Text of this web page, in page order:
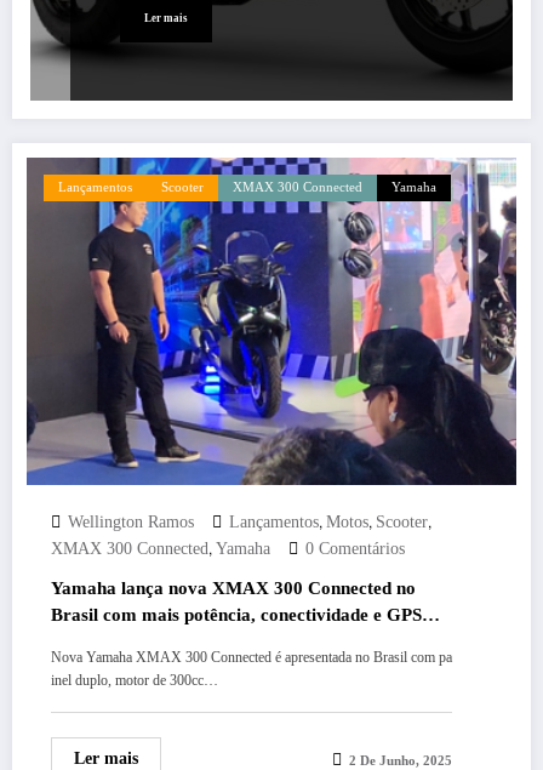
Ler mais
Lançamentos Scooter XMAX 300 Connected Yamaha
Wellington Ramos Lançamentos, Motos, Scooter,
XMAX 300 Connected, Yamaha 0 Comentários
Yamaha lança nova XMAX 300 Connected no
Brasil com mais potência, conectividade e GPS
Nova Yamaha XMAX 300 Connected é apresentada no Brasil com pa
inel duplo, motor de 300cc…
Ler mais 2 De Junho, 2025